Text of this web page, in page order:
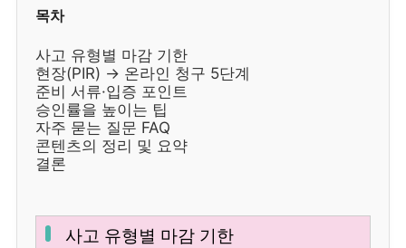
목차
사고 유형별 마감 기한
현장(PIR) → 온라인 청구 5단계
준비 서류·입증 포인트
승인률을 높이는 팁
자주 묻는 질문 FAQ
콘텐츠의 정리 및 요약
결론
사고 유형별 마감 기한